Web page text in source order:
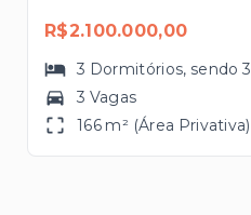
R$2.100.000,00
3 Dormitórios, sendo3
3 Vagas
166 m² (Área Privativa)